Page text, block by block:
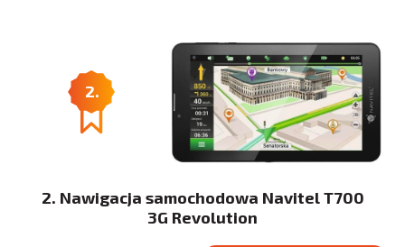
2.
2. Nawigacja samochodowa Navitel T700
3G Revolution